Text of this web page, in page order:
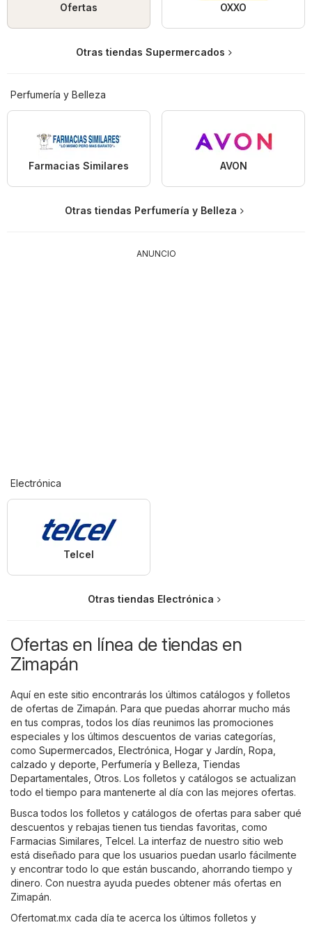
Ofertas OXXO
Otras tiendas Supermercados
Perfumería y Belleza
Farmacias Similares AVON
Otras tiendas Perfumería y Belleza
ANUNCIO
Electrónica
Telcel
Otras tiendas Electrónica
Ofertas en línea de tiendas en
Zimapán
Aquí en este sitio encontrarás los últimos catálogos y folletos
de ofertas de Zimapán. Para que puedas ahorrar mucho más
en tus compras, todos los días reunimos las promociones
especiales y los últimos descuentos de varias categorías,
como Supermercados Electrónica Hogar y Jardín Ropa,
calzado y deporte Perfumería y Belleza Tiendas
Departamentales Otros. Los folletos y catálogos se actualizan
todo el tiempo para mantenerte al día con las mejores ofertas.
Busca todos los folletos y catálogos de ofertas para saber qué
descuentos y rebajas tienen tus tiendas favoritas, como
Farmacias Similares Telcel. La interfaz de nuestro sitio web
está diseñado para que los usuarios puedan usarlo fácilmente
y encontrar todo lo que están buscando, ahorrando tiempo y
dinero. Con nuestra ayuda puedes obtener más ofertas en
Zimapán.
Ofertomat.mx cada día te acerca los últimos folletos y